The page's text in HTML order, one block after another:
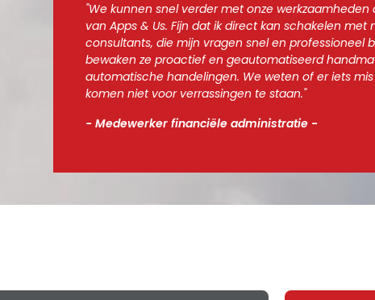
"We kunnen snel verder met onze werkzaamheden
van Apps & Us. Fijn dat ik direct kan schakelen met
consultants, die mijn vragen snel en professioneel
bewaken ze proactief en geautomatiseerd
automatische handelingen. We weten of er iets
komen niet voor verrassingen te staan."
- Medewerker financiële administratie -